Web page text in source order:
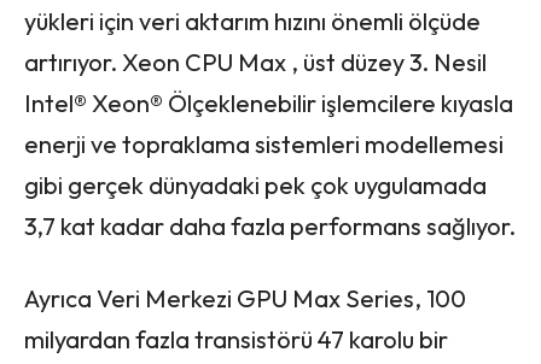
yükleri için veri aktarım hızını önemli ölçüde
artırıyor. Xeon CPU Max , üst düzey 3. Nesil
Intel® Xeon® Ölçeklenebilir işlemcilere kıyasla
enerji ve topraklama sistemleri modellemesi
gibi gerçek dünyadaki pek çok uygulamada
3,7 kat kadar daha fazla performans sağlıyor.
Ayrıca Veri Merkezi GPU Max Series, 100
milyardan fazla transistörü 47 karolu bir